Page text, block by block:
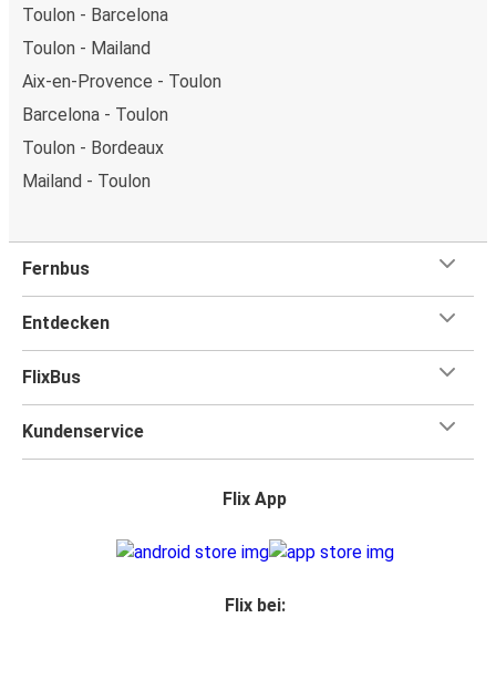
Toulon - Barcelona
Toulon - Mailand
Aix-en-Provence - Toulon
Barcelona - Toulon
Toulon - Bordeaux
Mailand - Toulon
Fernbus
Entdecken
FlixBus
Kundenservice
Flix App
Flix bei: